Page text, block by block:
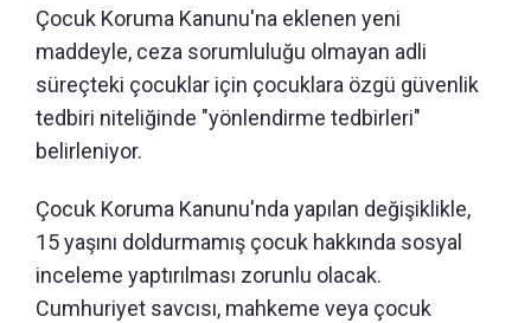
Çocuk Koruma Kanunu'na eklenen yeni
maddeyle, ceza sorumluluğu olmayan adli
süreçteki çocuklar için çocuklara özgü güvenlik
tedbiri niteliğinde "yönlendirme tedbirleri"
belirleniyor.
Çocuk Koruma Kanunu'nda yapılan değişiklikle,
15 yaşını doldurmamış çocuk hakkında sosyal
inceleme yaptırılması zorunlu olacak.
Cumhuriyet savcısı, mahkeme veya çocuk